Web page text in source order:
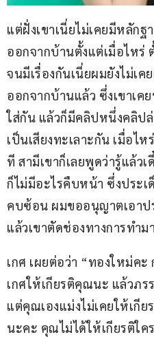
แต่ฝั่งเขาเนี่ยไม่เคยมีหลัก
ออกจากบ้านตั้งแต่เมื่อไหร่
จนมีเรื่องกันเนี่ยผมยังไม่เค
ออกจากบ้านแล้ว ซึ่งเขาเค
ใส่กัน แล้วก็มีคลิปหนึ่งคลิป
เป็นเสียงทะเลาะกัน เมื่อไ
ที สามีเขาก็เลยพูดว่ารู้แล้ว
ก็ไม่มีอะไรคืบหน้า ซึ่งประเ
คบซ้อน ผมขออนุญาตเอาป
แล้วเขาตัดช่องทางการทำ
เกศ เผยต่อว่า “ทองใหม่ค
เกศให้เกียรติคุณนะ แล้วภร
แต่คุณเองแม่งไม่เคยให้เกีย
นะคะ คุณไม่ได้ให้เกียรติใค